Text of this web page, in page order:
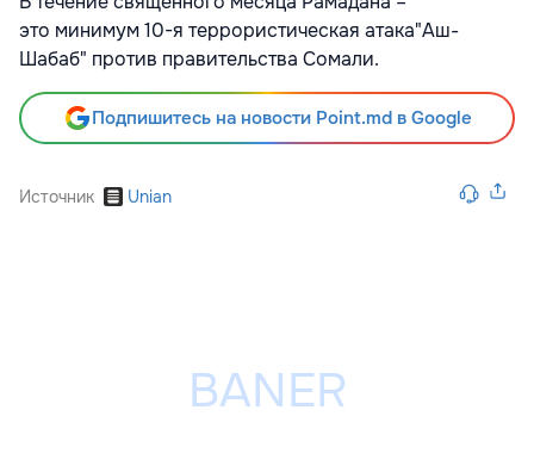
это минимум 10-я террористическая атака"Аш-
Шабаб" против правительства Сомали.
Подпишитесь на новости Point.md в Google
Источник Unian